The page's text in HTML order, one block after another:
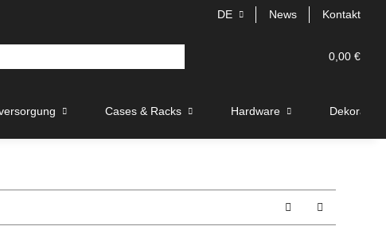
DE News Kontakt
0,00 €
Cases & Racks Hardware Dekoration